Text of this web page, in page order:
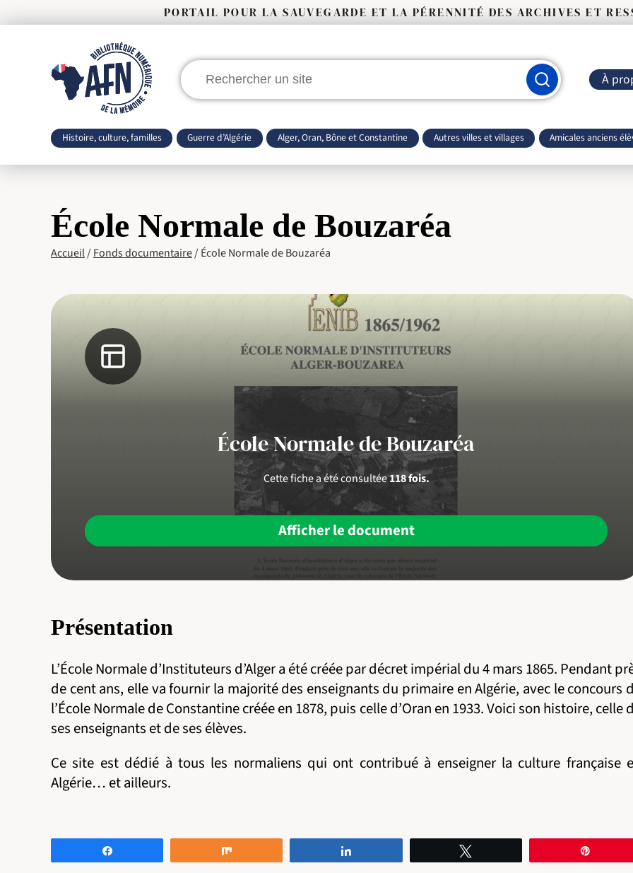
PORTAIL POUR LA SAUVEGARDE ET LA PÉRENNITÉ DES ARCHIVES ET
Rechercher
:
À
Histoire, culture, familles Guerre d’Algérie Alger, Oran, Bône et Constantine Autres villes et villages Amicales anciens
École Normale de Bouzaréa
Accueil/Fonds documentaire/École Normale de Bouzaréa
École Normale de Bouzaréa
Cette fiche a été consultée118 fois.
Afficher le document
Présentation
L’École Normale d’Instituteurs d’Alger a été créée par décret impérial du 4 mars 1865. Pendant
de cent ans, elle va fournir la majorité des enseignants du primaire en Algérie, avec le concours
l’École Normale de Constantine créée en 1878, puis celle d’Oran en 1933. Voici son histoire, celle
ses enseignants et de ses élèves.
Ce site est dédié à tous les normaliens qui ont contribué à enseigner la culture française
Algérie… et ailleurs.